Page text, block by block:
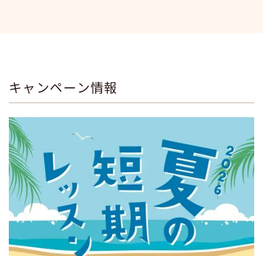
キャンペーン情報